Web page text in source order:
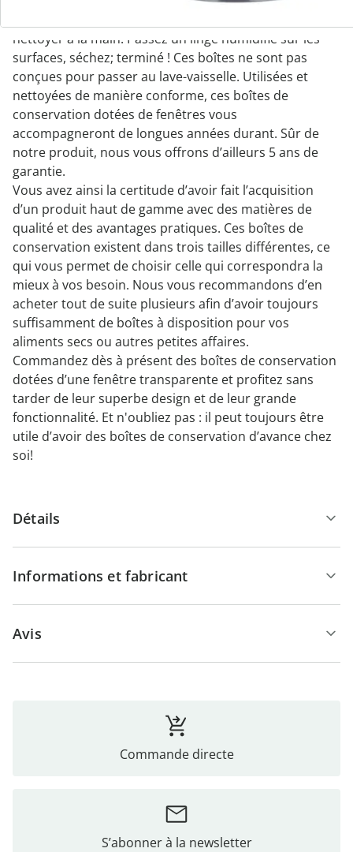
nettoyer à la main. Passez un linge humidifié sur les
surfaces, séchez; terminé ! Ces boîtes ne sont pas
conçues pour passer au lave-vaisselle. Utilisées et
nettoyées de manière conforme, ces boîtes de
conservation dotées de fenêtres vous
accompagneront de longues années durant. Sûr de
notre produit, nous vous offrons d’ailleurs 5 ans de
garantie.
Vous avez ainsi la certitude d’avoir fait l’acquisition
d’un produit haut de gamme avec des matières de
qualité et des avantages pratiques. Ces boîtes de
conservation existent dans trois tailles différentes, ce
qui vous permet de choisir celle qui correspondra la
mieux à vos besoin. Nous vous recommandons d’en
acheter tout de suite plusieurs afin d’avoir toujours
suffisamment de boîtes à disposition pour vos
aliments secs ou autres petites affaires.
Commandez dès à présent des boîtes de conservation
dotées d’une fenêtre transparente et profitez sans
tarder de leur superbe design et de leur grande
fonctionnalité. Et n'oubliez pas : il peut toujours être
utile d’avoir des boîtes de conservation d’avance chez
soi!
Détails
Informations et fabricant
Avis
Commande directe
S’abonner à la newsletter